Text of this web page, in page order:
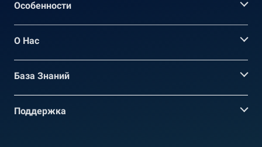
Oсобенности
О Нас
База Знаний
Поддержка